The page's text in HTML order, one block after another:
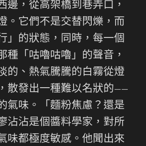
邊，從高架橋到巷弄口，
。它們不是交替閃爍，而
」的狀態，同時，每一個
種「咕嚕咕嚕」的聲音，
的、熱氣騰騰的白霧從燈
散發出一種難以名狀的——
氣味。「麵粉焦慮？還是
沾沾是個醬料學家，對所
味都極度敏感。他聞出來